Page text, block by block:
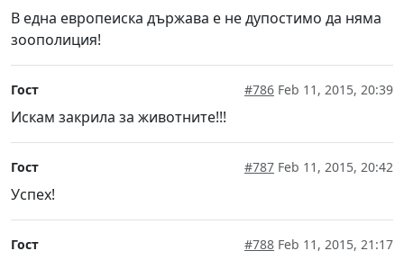
В една европеиска държава е не дупостимо да няма
зоополиция!
Гост #786 Feb 11, 2015, 20:39
Искам закрила за животните!!!
Гост #787 Feb 11, 2015, 20:42
Успех!
Гост #788 Feb 11, 2015, 21:17